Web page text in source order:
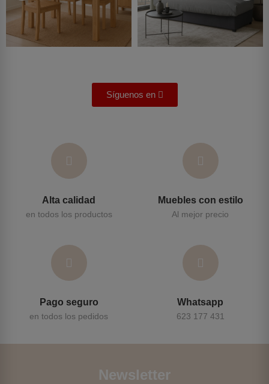
Síguenos en
Alta calidad
en todos los productos
Muebles con estilo
Al mejor precio
Pago seguro
en todos los pedidos
Whatsapp
623 177 431
Newsletter